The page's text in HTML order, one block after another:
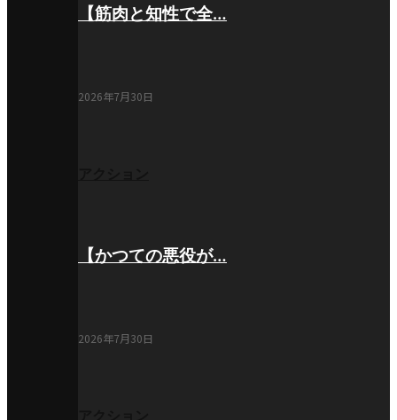
【筋肉と知性で全…
2026年7月30日
【かつての悪役が…
2026年7月30日